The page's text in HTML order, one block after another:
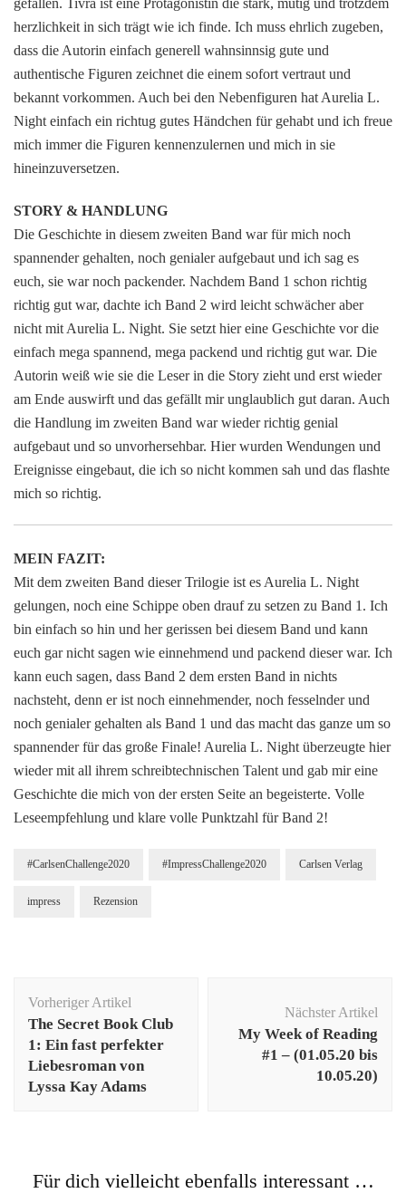
herzlichkeit in sich trägt wie ich finde. Ich muss ehrlich zugeben,
dass die Autorin einfach generell wahnsinnsig gute und
authentische Figuren zeichnet die einem sofort vertraut und
bekannt vorkommen. Auch bei den Nebenfiguren hat Aurelia L.
Night einfach ein richtug gutes Händchen für gehabt und ich freue
mich immer die Figuren kennenzulernen und mich in sie
hineinzuversetzen.
STORY & HANDLUNG
Die Geschichte in diesem zweiten Band war für mich noch
spannender gehalten, noch genialer aufgebaut und ich sag es
euch, sie war noch packender. Nachdem Band 1 schon richtig
richtig gut war, dachte ich Band 2 wird leicht schwächer aber
nicht mit Aurelia L. Night. Sie setzt hier eine Geschichte vor die
einfach mega spannend, mega packend und richtig gut war. Die
Autorin weiß wie sie die Leser in die Story zieht und erst wieder
am Ende auswirft und das gefällt mir unglaublich gut daran. Auch
die Handlung im zweiten Band war wieder richtig genial
aufgebaut und so unvorhersehbar. Hier wurden Wendungen und
Ereignisse eingebaut, die ich so nicht kommen sah und das flashte
mich so richtig.
MEIN FAZIT:
Mit dem zweiten Band dieser Trilogie ist es Aurelia L. Night
gelungen, noch eine Schippe oben drauf zu setzen zu Band 1. Ich
bin einfach so hin und her gerissen bei diesem Band und kann
euch gar nicht sagen wie einnehmend und packend dieser war. Ich
kann euch sagen, dass Band 2 dem ersten Band in nichts
nachsteht, denn er ist noch einnehmender, noch fesselnder und
noch genialer gehalten als Band 1 und das macht das ganze um so
spannender für das große Finale! Aurelia L. Night überzeugte hier
wieder mit all ihrem schreibtechnischen Talent und gab mir eine
Geschichte die mich von der ersten Seite an begeisterte. Volle
Leseempfehlung und klare volle Punktzahl für Band 2!
#CarlsenChallenge2020 #ImpressChallenge2020 Carlsen Verlag
impress Rezension
Vorheriger Artikel
The Secret Book Club
1: Ein fast perfekter
Liebesroman von
Lyssa Kay Adams
Nächster Artikel
My Week of Reading
#1 – (01.05.20 bis
10.05.20)
Für dich vielleicht ebenfalls interessant …